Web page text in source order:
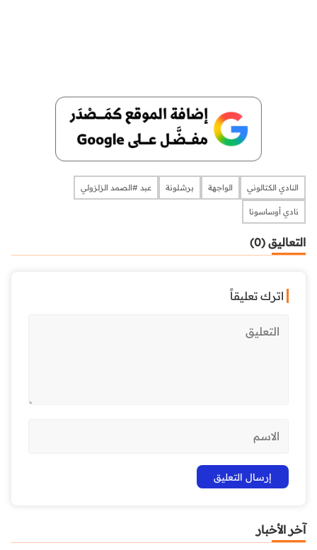
النادي الكتالوني الواجهة برشلونة عبد #الصمد الزلزولي
نادي أوساسونا
التعاليق (0)
اترك تعليقاً
آخر الأخبار